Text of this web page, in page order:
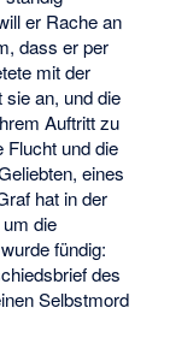
er Rache an
dass er per
mit der
an, und die
Auftritt zu
Flucht und die
eines
hat in der
die
fündig:
des
Selbstmord